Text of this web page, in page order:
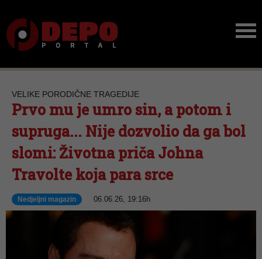
VELIKE PORODIČNE TRAGEDIJE
Prvo mu je umro sin, a potom i
supruga... Nije dozvolio da ga bol
slomi: Životna priča Johna
Travolte koja para srce
Nedjeljni magazin 06.06.26, 19:16h